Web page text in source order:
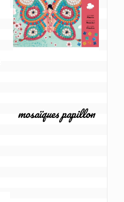
mosaïques papillon